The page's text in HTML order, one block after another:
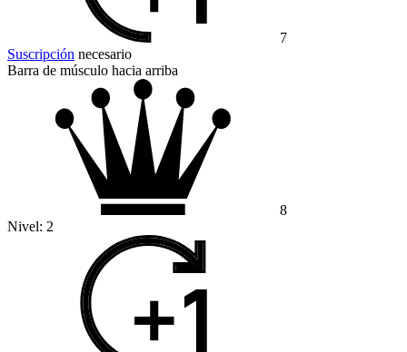
7
Suscripción necesario
Barra de músculo hacia arriba
8
Nivel: 2